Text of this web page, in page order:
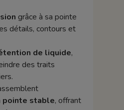
grâce à sa pointe
détails, contours et
de liquide,
des traits
pointe stable, offrant